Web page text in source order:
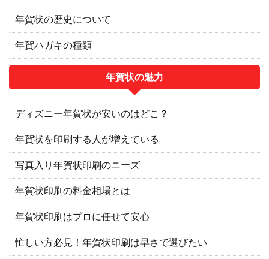
年賀状の歴史について
年賀ハガキの種類
年賀状の魅力
ディズニー年賀状が安いのはどこ？
年賀状を印刷する人が増えている
写真入り年賀状印刷のニーズ
年賀状印刷の料金相場とは
年賀状印刷はプロに任せて安心
忙しい方必見！年賀状印刷は早さで選びたい